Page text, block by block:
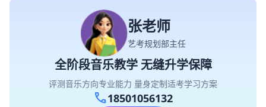
张老师
艺考规划部主任
全阶段音乐教学 无缝升学保障
评测音乐方向专业能力 量身定制适考学习方案
call18501056132